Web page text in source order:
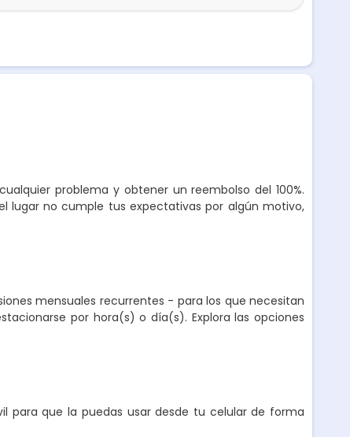
problema y obtener un reembolso del 100%.
lugar no cumple tus expectativas por algún motivo,
mensuales recurrentes - para los que necesitan
por hora(s) o día(s). Explora las opciones
para que la puedas usar desde tu celular de forma